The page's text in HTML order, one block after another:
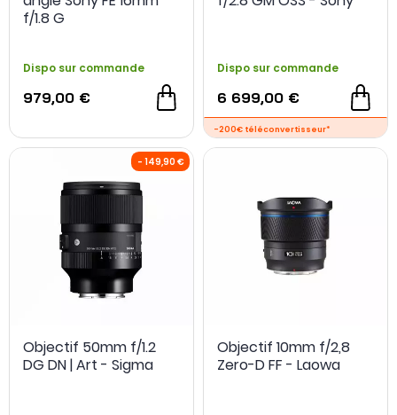
f/1.8 G
Dispo sur commande
979,00 €
Dispo sur commande
6 699,00 €
Objectif 50mm f/1.2
DG DN | Art - Sigma
Objectif 10mm f/2,8
Zero-D FF - Laowa